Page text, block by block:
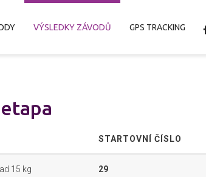
VÝSLEDKY ZÁVODŮ GPS TRACKING
STARTOVNÍ ČÍSLO
15 kg 29